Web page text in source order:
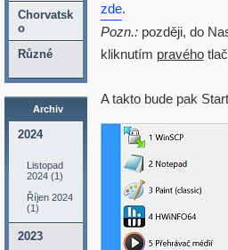
Chorvatsk
o
Různé
Archiv
2024
Listopad
2024 (1)
Říjen 2024
(1)
2023
zde.
Pozn.:později, do
kliknutím pravého
A takto bude pak